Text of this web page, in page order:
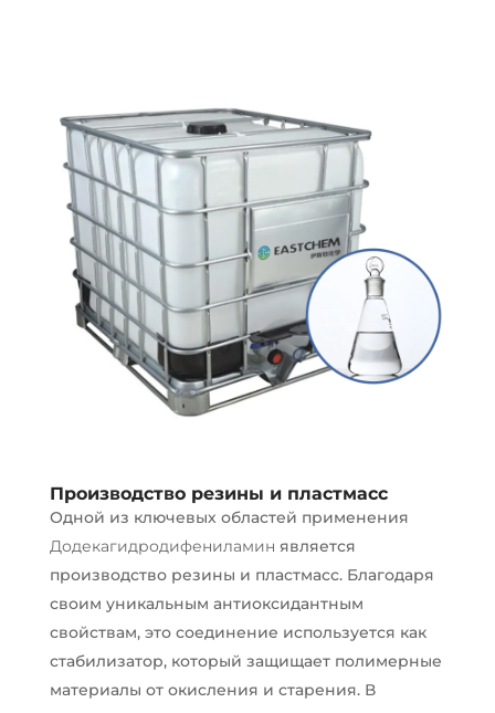
Производство резины и пластмасс
Одной из ключевых областей применения
Додекагидродифениламин является
производство резины и пластмасс. Благодаря
своим уникальным антиоксидантным
свойствам, это соединение используется как
стабилизатор, который защищает полимерные
материалы от окисления и старения. В